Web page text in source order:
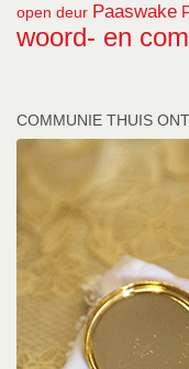
open deur Paaswake
woord- en
COMMUNIE THUIS